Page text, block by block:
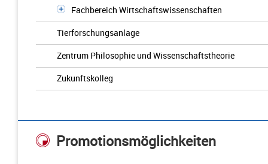
Fachbereich Wirtschaftswissenschaften
Tierforschungsanlage
Zentrum Philosophie und Wissenschaftstheorie
Zukunftskolleg
Promotionsmöglichkeiten